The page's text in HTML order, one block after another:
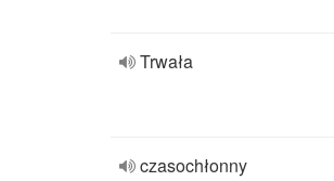
Trwała
czasochłonny